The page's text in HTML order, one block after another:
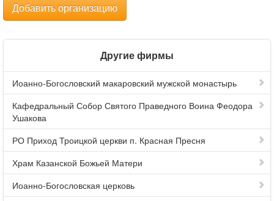
Добавить организацию
Другие фирмы
Иоанно-Богословский макаровский мужской монастырь
Кафедральный Собор Святого Праведного Воина Феодора
Ушакова
РО Приход Троицкой церкви п. Красная Пресня
Храм Казанской Божьей Матери
Иоанно-Богословская церковь